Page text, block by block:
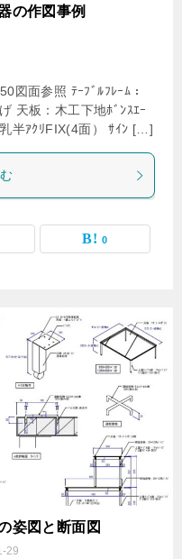
の作図事例
図面参照 ﾃｰﾌﾞﾙﾌﾚｰﾑ：
天板：木工下地ﾎﾞﾝｽｴｰ
半ｱｸﾘFIX(4面） ｻｲﾝ […]
0
姿図と断面図
29